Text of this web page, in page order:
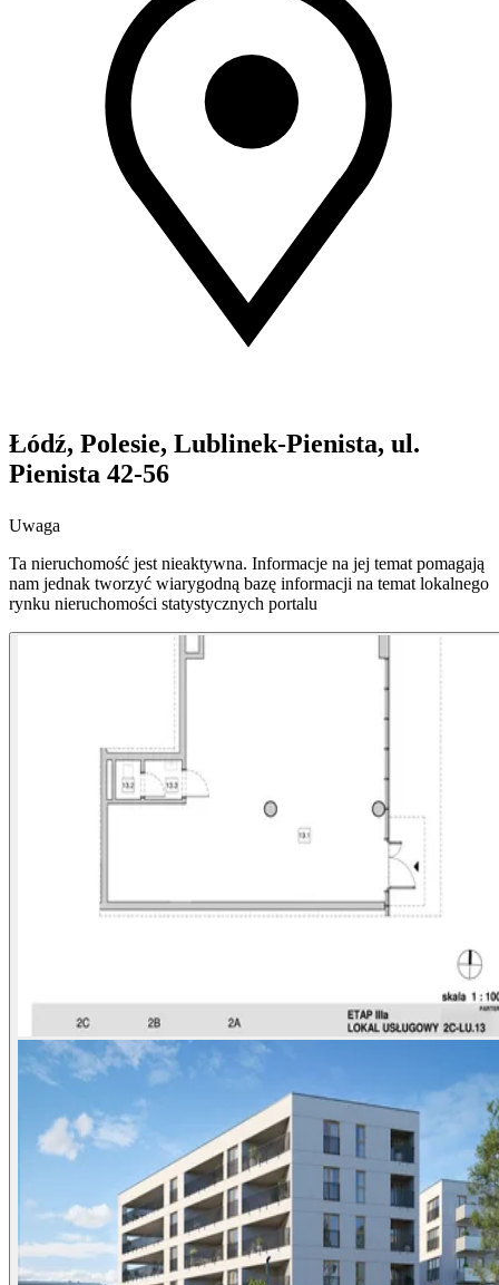
Łódź, Polesie, Lublinek-Pienista, ul.
Pienista 42-56
Uwaga
Ta nieruchomość jest nieaktywna. Informacje na jej temat pomagają
nam jednak tworzyć wiarygodną bazę informacji na temat lokalnego
rynku nieruchomości statystycznych portalu